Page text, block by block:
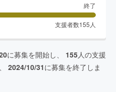
終了
支援者数155 人
に募集を開始し、 155人の支援
2024/10/31に募集を終了しま